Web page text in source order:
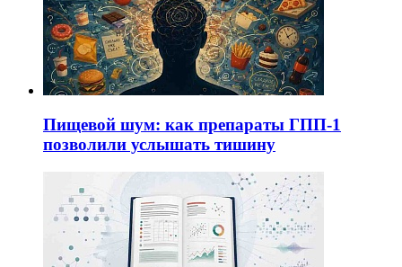
Пищевой шум: как препараты ГПП-1
позволили услышать тишину